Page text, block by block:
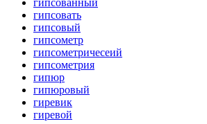
гипсовать
гипсовый
гипсометр
гипсометричесеий
гипсометрия
гипюр
гипюровый
гиревик
гиревой